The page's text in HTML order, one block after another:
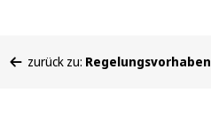
befinden
zurück zu: Regelungsvorhaben